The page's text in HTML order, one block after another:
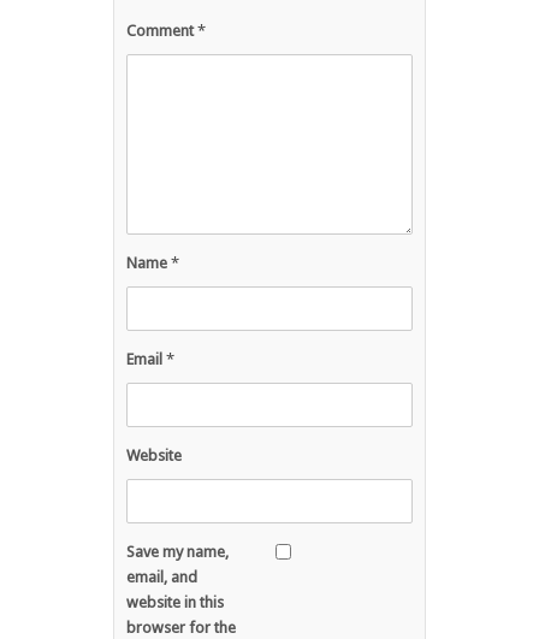
Comment*
Name *
Email *
Website
Save my name,
email, and
website in this
browser for the